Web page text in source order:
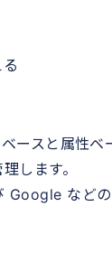
ースと属性ベ
します。
Google など